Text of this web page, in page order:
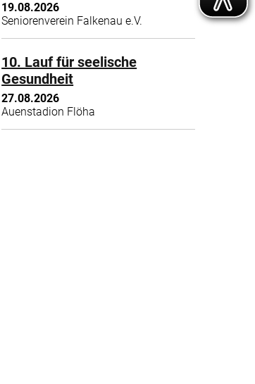
19.08.2026
Seniorenverein Falkenau e.V.
10. Lauf für seelische
Gesundheit
27.08.2026
Auenstadion Flöha